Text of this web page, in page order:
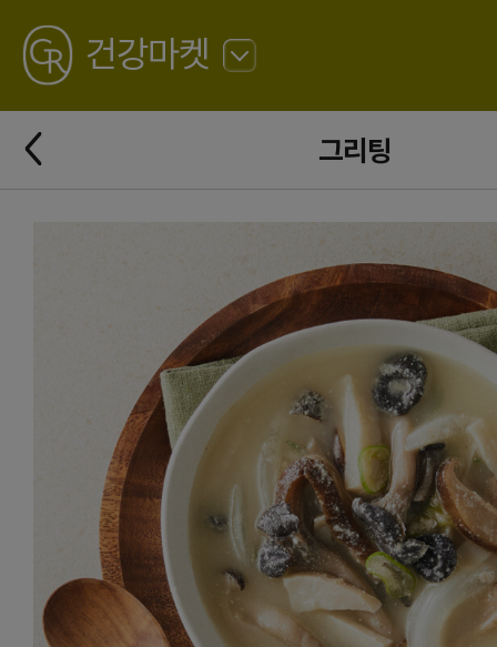
GREATING
건강마켓
로
그리팅
뒤
로
가